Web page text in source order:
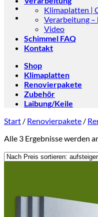
Klimaplatten |
Verarbeitung –
Video
Schimmel FAQ
Kontakt
Shop
Klimaplatten
Renovierpakete
Zubehör
Laibung/Keile
Start / Renovierpakete /
Alle 3 Ergebnisse werden